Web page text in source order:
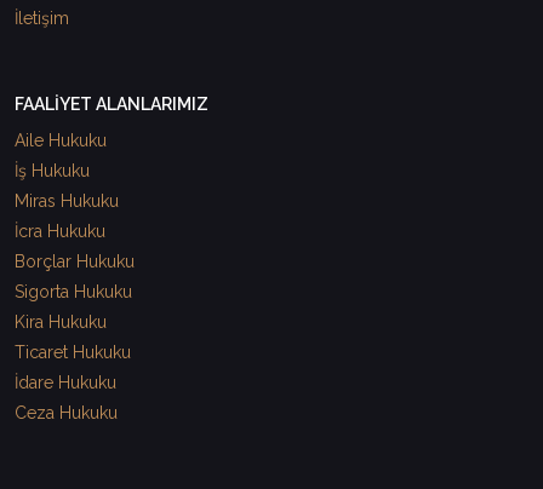
İletişim
FAALİYET ALANLARIMIZ
Aile Hukuku
İş Hukuku
Miras Hukuku
İcra Hukuku
Borçlar Hukuku
Sigorta Hukuku
Kira Hukuku
Ticaret Hukuku
İdare Hukuku
Ceza Hukuku